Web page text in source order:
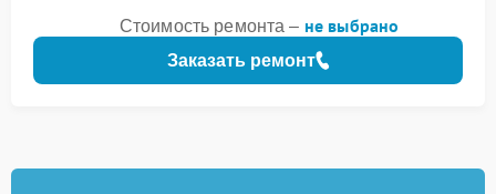
Заказать ремонт
Стоимость ремонта – не выбрано